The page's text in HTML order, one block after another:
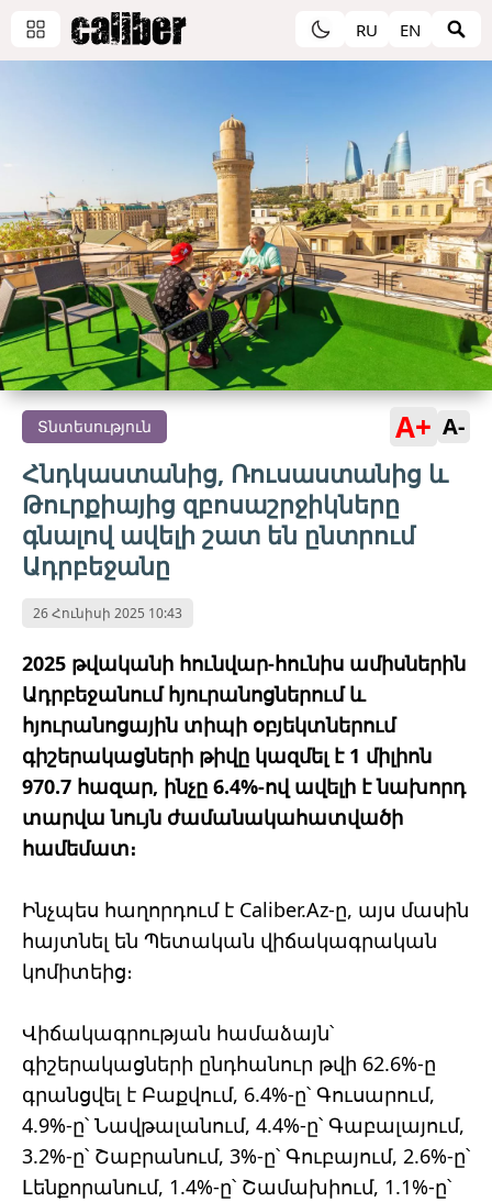
RU EN
Տնտեսություն A+ A-
Հնդկաստանից, Ռուսաստանից և
Թուրքիայից զբոսաշրջիկները
գնալով ավելի շատ են ընտրում
Ադրբեջանը
26 Հունիսի 2025 10:43
2025 թվականի հունվար-հունիս ամիսներին
Ադրբեջանում հյուրանոցներում և
հյուրանոցային տիպի օբյեկտներում
գիշերակացների թիվը կազմել է 1 միլիոն
970.7 հազար, ինչը 6.4%-ով ավելի է նախորդ
տարվա նույն ժամանակահատվածի
համեմատ։
Ինչպես հաղորդում է Caliber.Az-ը, այս մասին
հայտնել են Պետական վիճակագրական
կոմիտեից։
Վիճակագրության համաձայն՝
գիշերակացների ընդհանուր թվի 62.6%-ը
գրանցվել է Բաքվում, 6.4%-ը՝ Գուսարում,
4.9%-ը՝ Նավթալանում, 4.4%-ը՝ Գաբալայում,
3.2%-ը՝ Շաբրանում, 3%-ը՝ Գուբայում, 2.6%-ը՝
Լենքորանում, 1.4%-ը՝ Շամախիում, 1.1%-ը՝